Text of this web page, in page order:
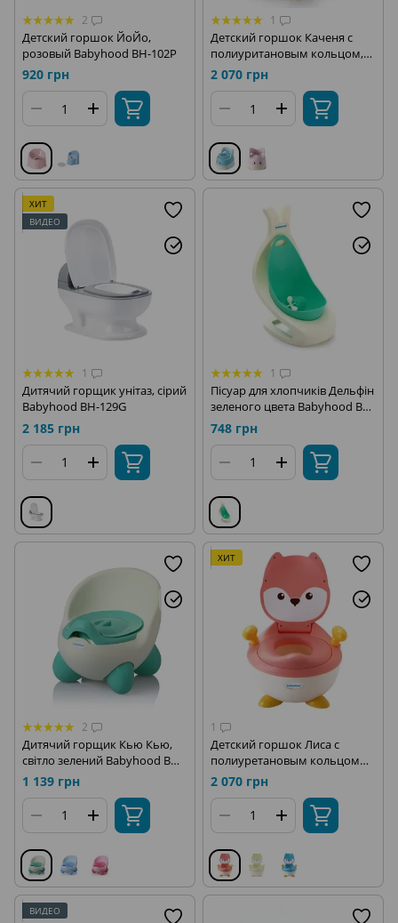
2
Детский горшок ЙоЙо,
розовый Babyhood BH-102P
920 грн
1
Детский горшок Каченя с
полиуритановым кольцом,
годубой Babyhood BH-114BU
2 070 грн
ХИТ
ВИДЕО
1
Дитячий горщик унітаз, сірий
Babyhood BH-129G
2 185 грн
1
Пісуар для хлопчиків Дельфін
зеленого цвета Babyhood BH-
124G
748 грн
2
Дитячий горщик Кью Кью,
світло зелений Babyhood BH-
105LG
1 139 грн
ХИТ
1
Детский горшок Лиса с
полиуретановым кольцом
розовый цвет Babyhood
ВН-113FP
2 070 грн
ВИДЕО